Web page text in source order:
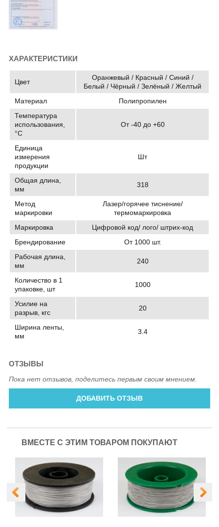
ХАРАКТЕРИСТИКИ
Цвет
Оранжевый / Красный / Синий /
Белый / Чёрный / Зелёный / Желтый
Материал
Полипропилен
Температура
использования,
°C
От -40 до +60
Единица
измерения
продукции
Шт
Общая длина,
мм
318
Метод
маркировки
Лазер/горячее тиснение/
термомаркировка
Маркировка
Цифровой код/ лого/ штрих-код
Брендирование
От 1000 шт.
Рабочая длина,
мм
240
Количество в 1
упаковке, шт
1000
Усилие на
разрыв, кгс
20
Ширина ленты,
мм
3.4
ОТЗЫВЫ
Пока нет отзывов, поделитесь первым своим мнением.
ДОБАВИТЬ ОТЗЫВ
ВМЕСТЕ С ЭТИМ ТОВАРОМ ПОКУПАЮТ